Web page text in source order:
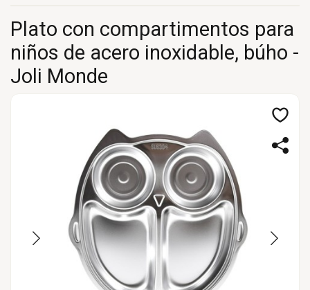
Plato con compartimentos para
niños de acero inoxidable, búho -
Joli Monde